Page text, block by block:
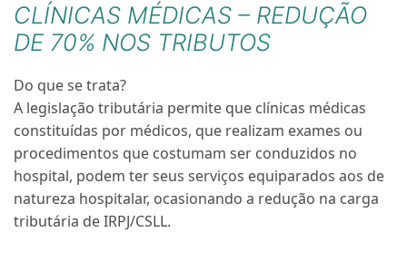
CLÍNICAS MÉDICAS – REDUÇÃO
DE 70% NOS TRIBUTOS
Do que se trata?
A legislação tributária permite que clínicas médicas
constituídas por médicos, que realizam exames ou
procedimentos que costumam ser conduzidos no
hospital, podem ter seus serviços equiparados aos de
natureza hospitalar, ocasionando a redução na carga
tributária de IRPJ/CSLL.